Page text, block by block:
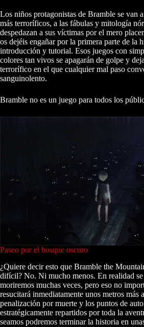
Los niños protagonistas de Bramble se van
más terroríficos, a las fábulas y mitología
despedazan a sus víctimas por el mero
os dejéis engañar por la primera parte de la
introducción y tutorial. Esos juegos con
colores tan vivos se apagarán de golpe y
terrorífico en el que cualquier mal paso
sanguinolento.
Bramble no es un juego para todos los
Paseo por el bosque oscuro
¿Quiere decir esto que Bramble the
difícil? No. Ni mucho menos. En realidad
moriremos muchas veces, pero eso no
resucitará inmediatamente unos metros más
penalización por muerte y los puntos de
estratégicamente repartidos por toda la
seamos podremos terminar la historia en